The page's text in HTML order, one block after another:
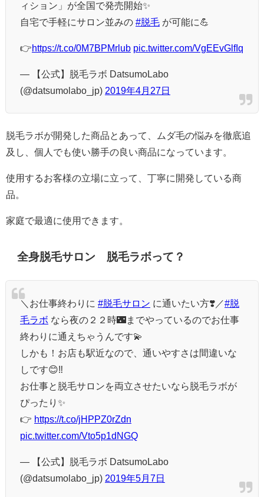
ィション」が全国で発売開始✨
自宅で手軽にサロン並みの #脱毛 が可能に💪
👉https://t.co/0M7BPMrlub pic.twitter.com/VgEEvGlfIq
— 【公式】脱毛ラボ DatsumoLabo
(@datsumolabo_jp) 2019年4月27日
脱毛ラボが開発した商品とあって、ムダ毛の悩みを徹底追
及し、個人でも使い勝手の良い商品になっています。
使用するお客様の立場に立って、丁寧に開発している商
品。
家庭で最適に使用できます。
全身脱毛サロン 脱毛ラボって？
＼お仕事終わりに #脱毛サロン に通いたい方❣️／#脱
毛ラボ なら夜の２２時🌃までやっているのでお仕事
終わりに通えちゃうんです💫
しかも！お店も駅近なので、通いやすさは間違いな
しです😊‼️
お仕事と脱毛サロンを両立させたいなら脱毛ラボが
ぴったり✨
👉 https://t.co/jHPPZ0rZdn
pic.twitter.com/Vto5p1dNGQ
— 【公式】脱毛ラボ DatsumoLabo
(@datsumolabo_jp) 2019年5月7日